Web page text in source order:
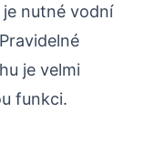
nutné vodní
je velmi
funkci.